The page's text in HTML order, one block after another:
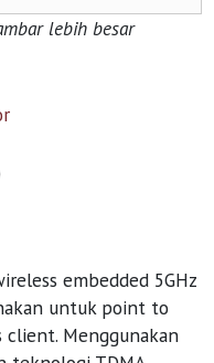
lebih besar
embedded 5GHz
untuk point to
client. Menggunakan